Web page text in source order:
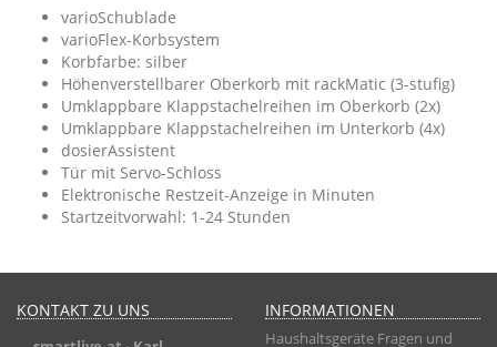
varioSchublade
varioFlex-Korbsystem
Korbfarbe: silber
Höhenverstellbarer Oberkorb mit rackMatic (3-stufig)
Umklappbare Klappstachelreihen im Oberkorb (2x)
Umklappbare Klappstachelreihen im Unterkorb (4x)
dosierAssistent
Tür mit Servo-Schloss
Elektronische Restzeit-Anzeige in Minuten
Startzeitvorwahl: 1-24 Stunden
KONTAKT ZU UNS INFORMATIONEN
Haushaltsgeräte Fragen und